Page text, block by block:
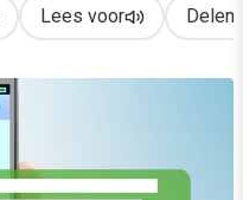
Lees voor Delen